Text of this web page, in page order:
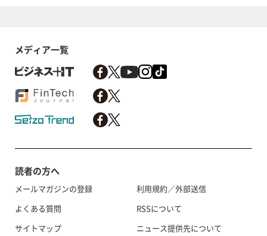
メディア一覧
読者の方へ
メールマガジンの登録
よくある質問
サイトマップ
利用規約／外部送信
RSSについて
ニュース提供先について